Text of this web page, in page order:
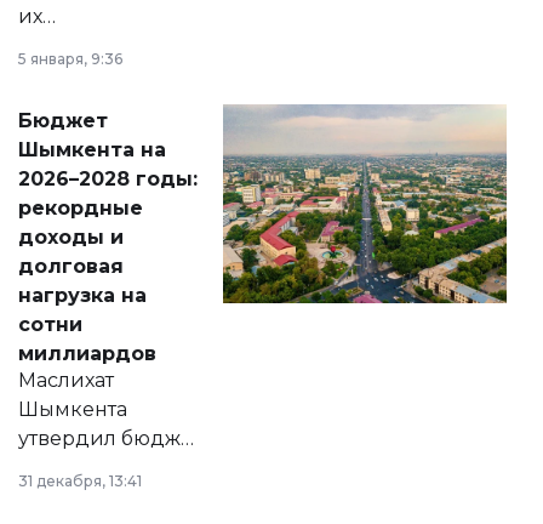
их
принести
народу
Венесуэлы.
5 января, 9:36
Бюджет
Шымкента на
2026–2028 годы:
рекордные
доходы и
долговая
нагрузка на
сотни
миллиардов
Маслихат
Шымкента
утвердил бюджет
города на 2026–
2028 годы.
31 декабря, 13:41